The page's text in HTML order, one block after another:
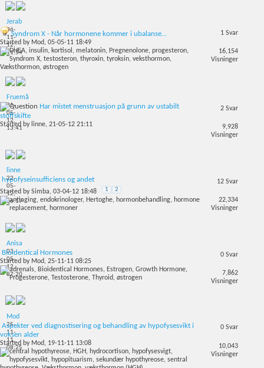
Jerab
06-
11-
12,
11:54
Syndrom X - Når hormonene kommer i ubalanse…
Started by Mod, 05-05-11 18:49
1 Svar
16,154
Visninger
Fruemå
31-
05-
12,
13:41
Har mistet menstruasjon på grunn av ustabilt
stoffskifte
Started by linne, 21-05-12 21:11
2 Svar
9,928
Visninger
linne
22-
05-
12,
06:17
hypofyseinsufficiens og andet
Started bySimba, 03-04-12 18:48 1 2
12 Svar
22,334
Visninger
Anisa
03-
05-
12,
07:20
Bioidentical Hormones
Started by Mod, 25-11-11 08:25
0 Svar
7,862
Visninger
Mod
25-
11-
11,
08:25
Aspekter ved diagnostisering og behandling av hypofysesvikt i
voksen alder
Started by Mod, 19-11-11 13:08
0 Svar
10,043
Visninger